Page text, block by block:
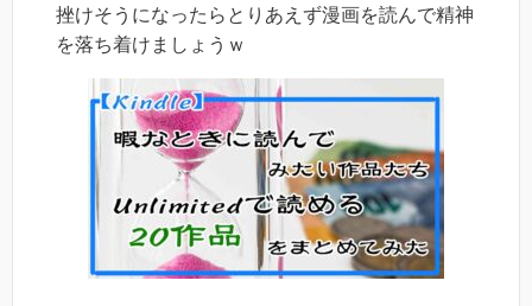
挫けそうになったらとりあえず漫画を読んで精神
を落ち着けましょうｗ